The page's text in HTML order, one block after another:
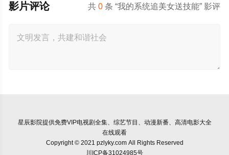
共0 条 “我的系统追美女送技能” 影评
影片评论
星辰影院提供免费VIP电视剧全集、综艺节目、动漫新番、高清电影大全
在线观看
Copyright © 2021 pzlyky.com All Rights Reserved
川ICP备31024985号